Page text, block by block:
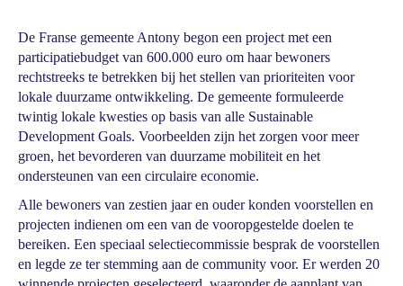
De Franse gemeente Antony begon een project met een
participatiebudget van 600.000 euro om haar bewoners
rechtstreeks te betrekken bij het stellen van prioriteiten voor
lokale duurzame ontwikkeling. De gemeente formuleerde
twintig lokale kwesties op basis van alle Sustainable
Development Goals. Voorbeelden zijn het zorgen voor meer
groen, het bevorderen van duurzame mobiliteit en het
ondersteunen van een circulaire economie.
Alle bewoners van zestien jaar en ouder konden voorstellen en
projecten indienen om een van de vooropgestelde doelen te
bereiken. Een speciaal selectiecommissie besprak de voorstellen
en legde ze ter stemming aan de community voor. Er werden 20